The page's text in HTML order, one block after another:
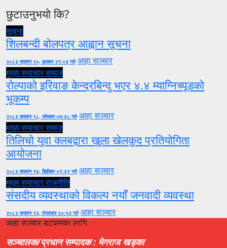
छुटाउनुभयो कि?
सूचना
शिलबन्दी बोलपत्र आह्वान सूचना
२०८३ श्रावण २०, बुधबार २१:०३ गते आहा सञ्चार
मुख्य समाचारसमाज
रोल्पाको इरिवाङ केन्द्रबिन्दु भएर ४.४ म्याग्निच्यूडको
भूकम्प
२०८३ श्रावण १८, सोमबार ०७:४८ गते आहा सञ्चार
मुख्य समाचारसमाज
तिलिचो युवा क्लबद्वारा खुला खेलकुद प्रतियोगिता
आयोजना
२०८३ श्रावण १४, बिहीबार ०९:३९ गते आहा सञ्चार
मुख्य समाचारराजनीति
संसदीय व्यवस्थाको विकल्प नयाँ जनवादी व्यवस्था
२०८३ श्रावण १२, मंगलवार २०:५३ गते आहा सञ्चार
आहा सञ्चार डटकमका लागि
सञ्चालक/प्रधान सम्पादक : मेगराज खड्का